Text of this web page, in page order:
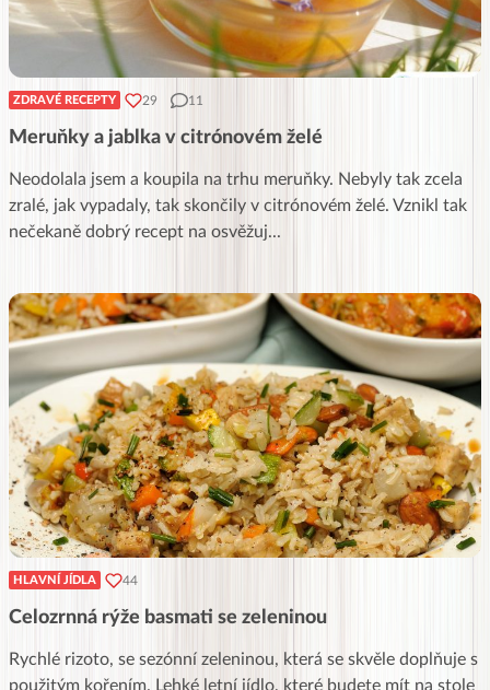
ZDRAVÉ RECEPTY 29 11
Meruňky a jablka v citrónovém želé
Neodolala jsem a koupila na trhu meruňky. Nebyly tak zcela
zralé, jak vypadaly, tak skončily v citrónovém želé. Vznikl tak
nečekaně dobrý recept na osvěžuj...
HLAVNÍ JÍDLA 44
Celozrnná rýže basmati se zeleninou
Rychlé rizoto, se sezónní zeleninou, která se skvěle doplňuje s
použitým kořením. Lehké letní jídlo, které budete mít na stole